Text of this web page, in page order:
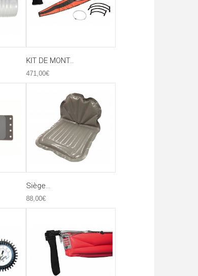
KIT DE MONT...
471,00€
Siège...
88,00€